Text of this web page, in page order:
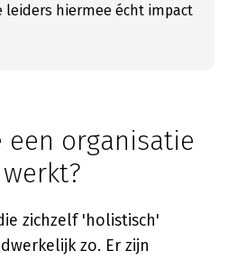
hiermee écht impact
een organisatie
zichzelf 'holistisch'
zo. Er zijn